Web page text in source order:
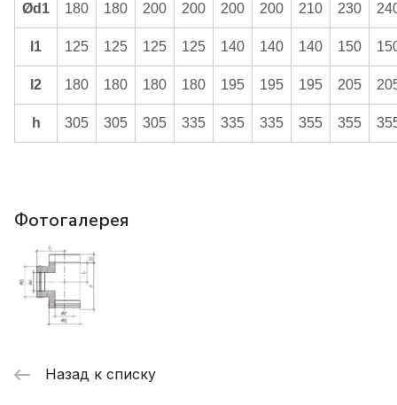
Ød1 180 180 200 200 200 200 210 230
l1 125 125 125 125 140 140 140 150
l2 180 180 180 180 195 195 195 205
h 305 305 305 335 335 335 355 355
Фотогалерея
Назад к списку